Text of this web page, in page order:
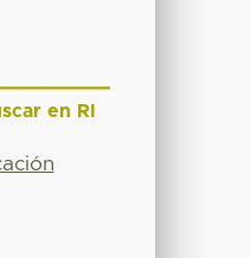
en RI